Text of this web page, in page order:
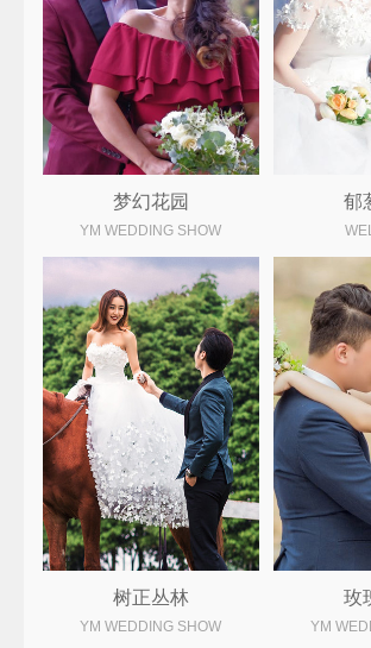
梦幻花园
YM WEDDING SHOW
郁
树正丛林
YM WEDDING SHOW
玫
YM